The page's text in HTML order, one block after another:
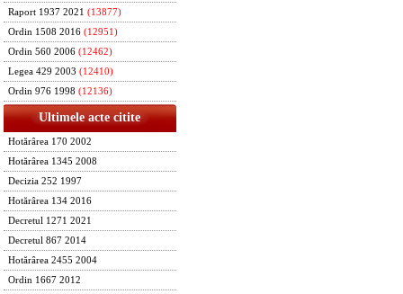
Raport 1937 2021 (13877)
Ordin 1508 2016 (12951)
Ordin 560 2006 (12462)
Legea 429 2003 (12410)
Ordin 976 1998 (12136)
Ultimele acte citite
Hotărârea 170 2002
Hotărârea 1345 2008
Decizia 252 1997
Hotărârea 134 2016
Decretul 1271 2021
Decretul 867 2014
Hotărârea 2455 2004
Ordin 1667 2012